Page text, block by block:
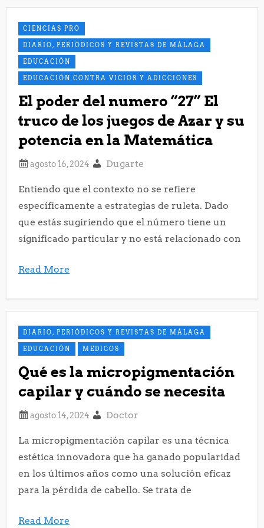
CIENCIAS PRO
DIARIO, PERIÓDICOS Y REVISTAS DE MÁLAGA
EDUCACIÓN
EDUCACIÓN CONTRA VICIOS Y ADICCIONES
El poder del numero “27” El
truco de los juegos de Azar y su
potencia en la Matemática
Dugarte
Entiendo que el contexto no se refiere
específicamente a estrategias de ruleta. Dado
que estás sugiriendo que el número tiene un
significado particular y no está relacionado con
Read More
DIARIO, PERIÓDICOS Y REVISTAS DE MÁLAGA
EDUCACIÓN MEDICOS
Qué es la micropigmentación
capilar y cuándo se necesita
Doctor
La micropigmentación capilar es una técnica
estética innovadora que ha ganado popularidad
en los últimos años como una solución eficaz
para la pérdida de cabello. Se trata de
Read More